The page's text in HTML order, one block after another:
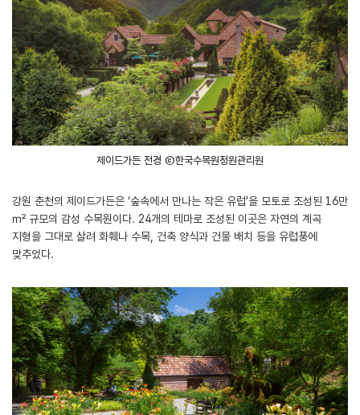
제이드가든 전경 ⓒ한국수목원정원관리원
강원 춘천의 제이드가든은 ‘숲속에서 만나는 작은 유럽’을 모토로 조성된 16만
㎡ 규모의 감성 수목원이다. 24개의 테마로 조성된 이곳은 자연의 계곡
지형을 그대로 살려 화훼나 수목, 건축 양식과 건물 배치 등을 유럽풍에
맞추었다.